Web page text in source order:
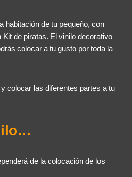
habitación de tu pequeño, con
de piratas. El vinilo decorativo
colocar a tu gusto por toda la
colocar las diferentes partes a tu
de la colocación de los